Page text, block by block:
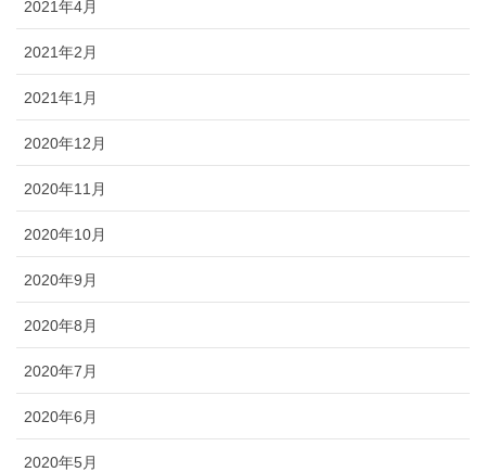
2021年4月
2021年2月
2021年1月
2020年12月
2020年11月
2020年10月
2020年9月
2020年8月
2020年7月
2020年6月
2020年5月